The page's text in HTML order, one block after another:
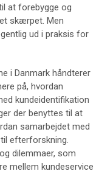
at forebygge og
skærpet. Men
ud i praksis for
i Danmark håndterer
på, hvordan
kundeidentifikation
der benyttes til at
samarbejdet med
efterforskning.
dilemmaer, som
mellem kundeservice